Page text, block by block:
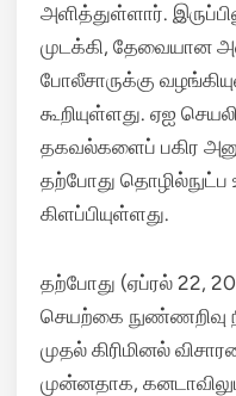
அளித்துள்ளார்.
முடக்கி, தேவையான
போலீசாருக்கு
கூறியுள்ளது. ஏஐ
தகவல்களைப் பகிர
தற்போது தொழில்நுட்ப
கிளப்பியுள்ளது.
தற்போது (ஏப்ரல் 22,
செயற்கை நுண்ணறிவு
முதல் கிரிமினல்
முன்னதாக,